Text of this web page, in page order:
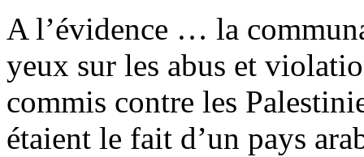
A l’évidence … la
yeux sur les abus et
commis contre les
étaient le fait d’un pays